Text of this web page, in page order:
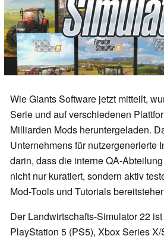
Wie Giants Software jetzt mitteilt,
Serie und auf verschiedenen
Milliarden Mods heruntergeladen.
Unternehmens für nutzergenerierte
darin, dass die interne QA-
nicht nur kuratiert, sondern aktiv
Mod-Tools und Tutorials
Der Landwirtschafts-Simulator 22
PlayStation 5 (PS5), Xbox Series